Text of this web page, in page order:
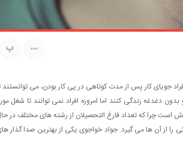
ب
جویای کار پس از مدت کوتاهی در پی کار بودن، می توانستند
دغدغه زندگی کنند اما امروزه افراد نمی توانند تا شغل
است چرا که تعداد فارغ التحصیلان از رشته های مختلف در
را از آن ها می گیرد. جواد خواجوی یکی از بهترین صدا گذار